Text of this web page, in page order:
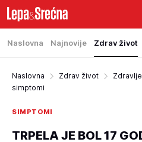
Naslovna Najnovije Zdrav život
Naslovna Zdrav život Zdravlje
simptomi
SIMPTOMI
TRPELA JE BOL 17